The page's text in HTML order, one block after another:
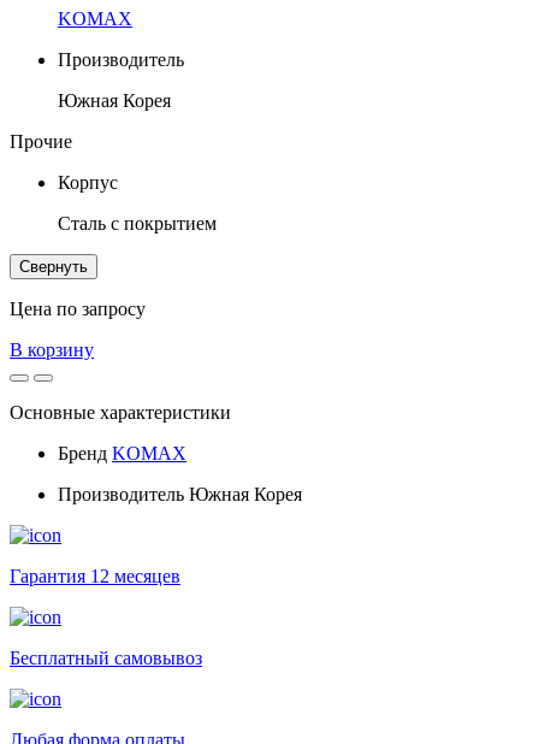
KOMAX
Производитель
Южная Корея
Прочие
Корпус
Сталь с покрытием
Свернуть
Цена по запросу
В корзину
Основные характеристики
Бренд KOMAX
Производитель Южная Корея
Гарантия 12 месяцев
Бесплатный самовывоз